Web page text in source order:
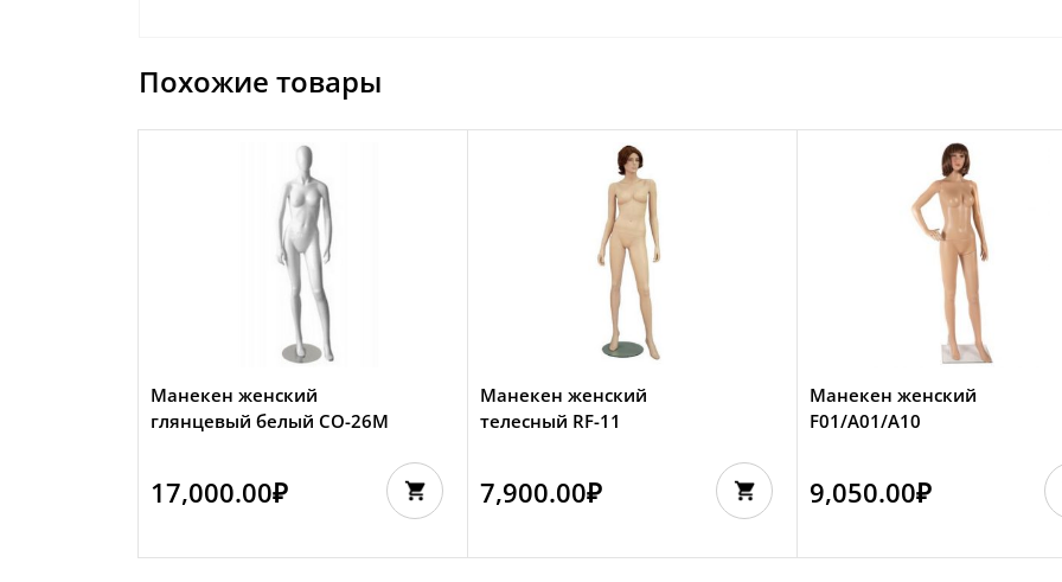
Похожие товары
Манекен женский
глянцевый белый CO-26M
17,000.00₽
Манекен женский
телесный RF-11
7,900.00₽
Манекен женский
F01/A01/А10
9,050.00₽